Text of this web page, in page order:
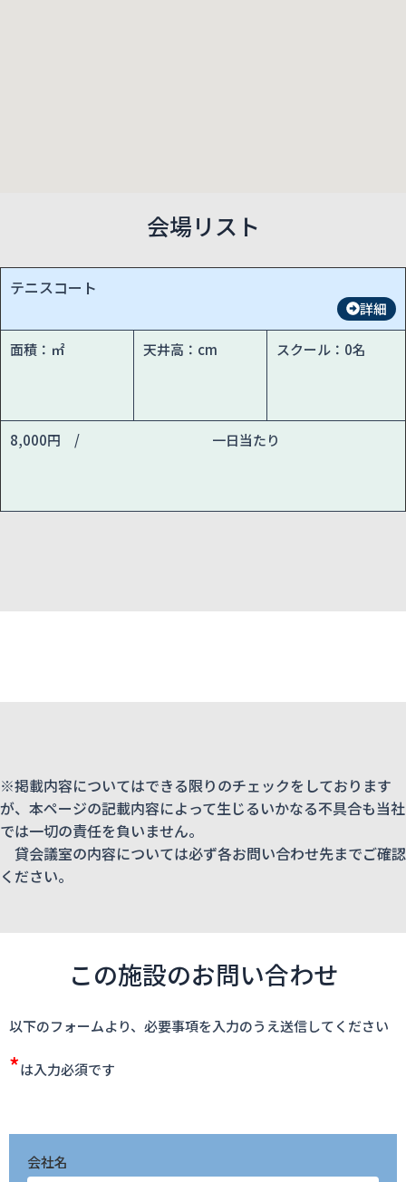
会場リスト
テニスコート
詳細
面積：㎡ 天井高：cm スクール：0名
8,000円 / 一日当たり
※掲載内容についてはできる限りのチェックをしております
が、本ページの記載内容によって生じるいかなる不具合も当社
では一切の責任を負いません。
貸会議室の内容については必ず各お問い合わせ先までご確認
ください。
この施設のお問い合わせ
以下のフォームより、必要事項を入力のうえ送信してください
*は入力必須です
会社名